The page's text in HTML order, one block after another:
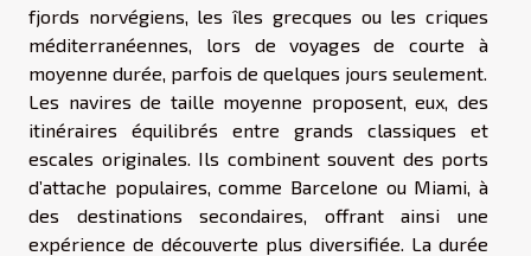
fjords norvégiens, les îles grecques ou les criques
méditerranéennes, lors de voyages de courte à
moyenne durée, parfois de quelques jours seulement.
Les navires de taille moyenne proposent, eux, des
itinéraires équilibrés entre grands classiques et
escales originales. Ils combinent souvent des ports
d’attache populaires, comme Barcelone ou Miami, à
des destinations secondaires, offrant ainsi une
expérience de découverte plus diversifiée. La durée